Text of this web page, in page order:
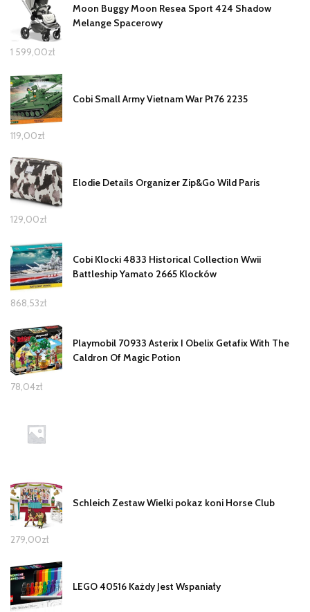
Moon Buggy Moon Resea Sport 424 Shadow
Melange Spacerowy
1 599,00zł
Cobi Small Army Vietnam War Pt76 2235
119,00zł
Elodie Details Organizer Zip&Go Wild Paris
129,00zł
Cobi Klocki 4833 Historical Collection Wwii
Battleship Yamato 2665 Klocków
868,53zł
Playmobil 70933 Asterix I Obelix Getafix With The
Caldron Of Magic Potion
78,04zł
Schleich Zestaw Wielki pokaz koni Horse Club
279,00zł
LEGO 40516 Każdy Jest Wspaniały